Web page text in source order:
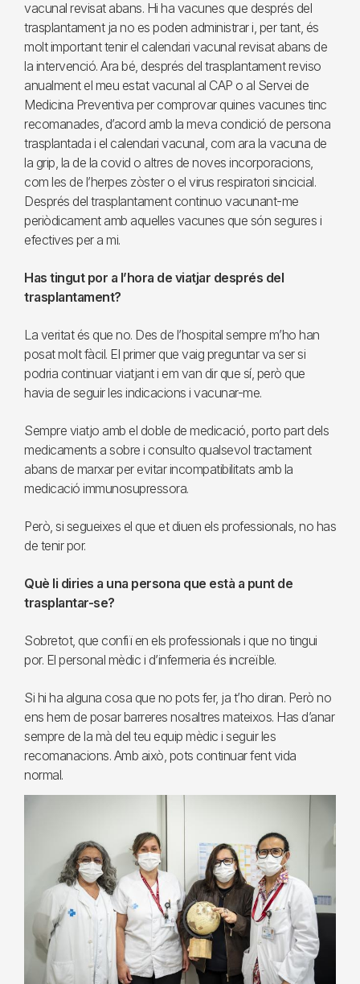
vacunal revisat abans. Hi ha vacunes que després del
trasplantament ja no es poden administrar i, per tant, és
molt important tenir el calendari vacunal revisat abans de
la intervenció. Ara bé, després del trasplantament reviso
anualment el meu estat vacunal al CAP o al Servei de
Medicina Preventiva per comprovar quines vacunes tinc
recomanades, d’acord amb la meva condició de persona
trasplantada i el calendari vacunal, com ara la vacuna de
la grip, la de la covid o altres de noves incorporacions,
com les de l’herpes zòster o el virus respiratori sincicial.
Després del trasplantament continuo vacunant-me
periòdicament amb aquelles vacunes que són segures i
efectives per a mi.
Has tingut por a l’hora de viatjar després del
trasplantament?
La veritat és que no. Des de l’hospital sempre m’ho han
posat molt fàcil. El primer que vaig preguntar va ser si
podria continuar viatjant i em van dir que sí, però que
havia de seguir les indicacions i vacunar-me.
Sempre viatjo amb el doble de medicació, porto part dels
medicaments a sobre i consulto qualsevol tractament
abans de marxar per evitar incompatibilitats amb la
medicació immunosupressora.
Però, si segueixes el que et diuen els professionals, no has
de tenir por.
Què li diries a una persona que està a punt de
trasplantar-se?
Sobretot, que confiï en els professionals i que no tingui
por. El personal mèdic i d’infermeria és increïble.
Si hi ha alguna cosa que no pots fer, ja t’ho diran. Però no
ens hem de posar barreres nosaltres mateixos. Has d’anar
sempre de la mà del teu equip mèdic i seguir les
recomanacions. Amb això, pots continuar fent vida
normal.